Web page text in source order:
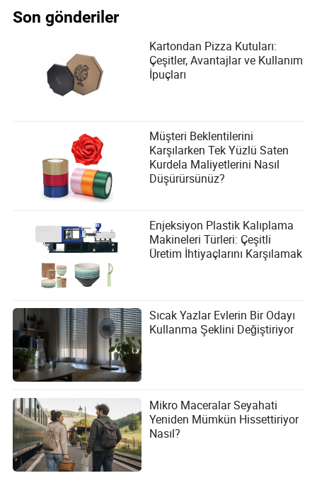
Son gönderiler
Kartondan Pizza Kutuları:
Çeşitler, Avantajlar ve Kullanım
İpuçları
Müşteri Beklentilerini
Karşılarken Tek Yüzlü Saten
Kurdela Maliyetlerini Nasıl
Düşürürsünüz?
Enjeksiyon Plastik Kalıplama
Makineleri Türleri: Çeşitli
Üretim İhtiyaçlarını Karşılamak
Sıcak Yazlar Evlerin Bir Odayı
Kullanma Şeklini Değiştiriyor
Mikro Maceralar Seyahati
Yeniden Mümkün Hissettiriyor
Nasıl?